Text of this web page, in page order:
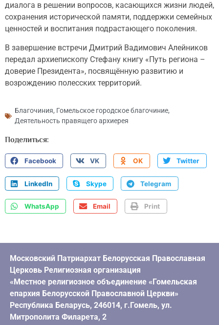
диалога в решении вопросов, касающихся жизни людей,
сохранения исторической памяти, поддержки семейных
ценностей и воспитания подрастающего поколения.
В завершение встречи Дмитрий Вадимович Алейников
передал архиепископу Стефану книгу «Путь региона –
доверие Президента», посвящённую развитию и
возрождению полесских территорий.
Благочиния, Гомельское городское благочиние,
Деятельность правящего архиерея
Поделиться:
Facebook VK OK Twitter
LinkedIn Skype Telegram
WhatsApp Email Print
Московский Патриархат Белорусская Православная
Церковь Религиозная организация
«Местное религиозное объединение «Гомельская
епархия Белорусской Православной Церкви»
Республика Беларусь, 246014, г.Гомель, ул.
Митрополита Филарета, 2